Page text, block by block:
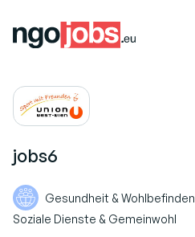
jobs6
Gesundheit & Wohlbefinden
Soziale Dienste & Gemeinwohl